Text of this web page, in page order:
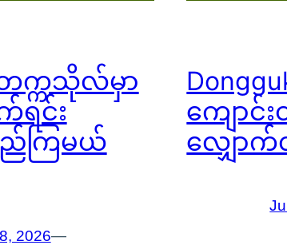
တက္ကသိုလ်မှာ
ရင်း
ကြမယ်
2026—
ကျောင်
လျှော